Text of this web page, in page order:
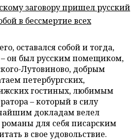
заговору пришел русский
в бессмертие всех
оставался собой и тогда,
он был русским помещиком,
Лутовиново, добрым
петербургских,
гостиных, любимым
– который в силу
докладам велел
для себя писарским
в свое удовольствие.